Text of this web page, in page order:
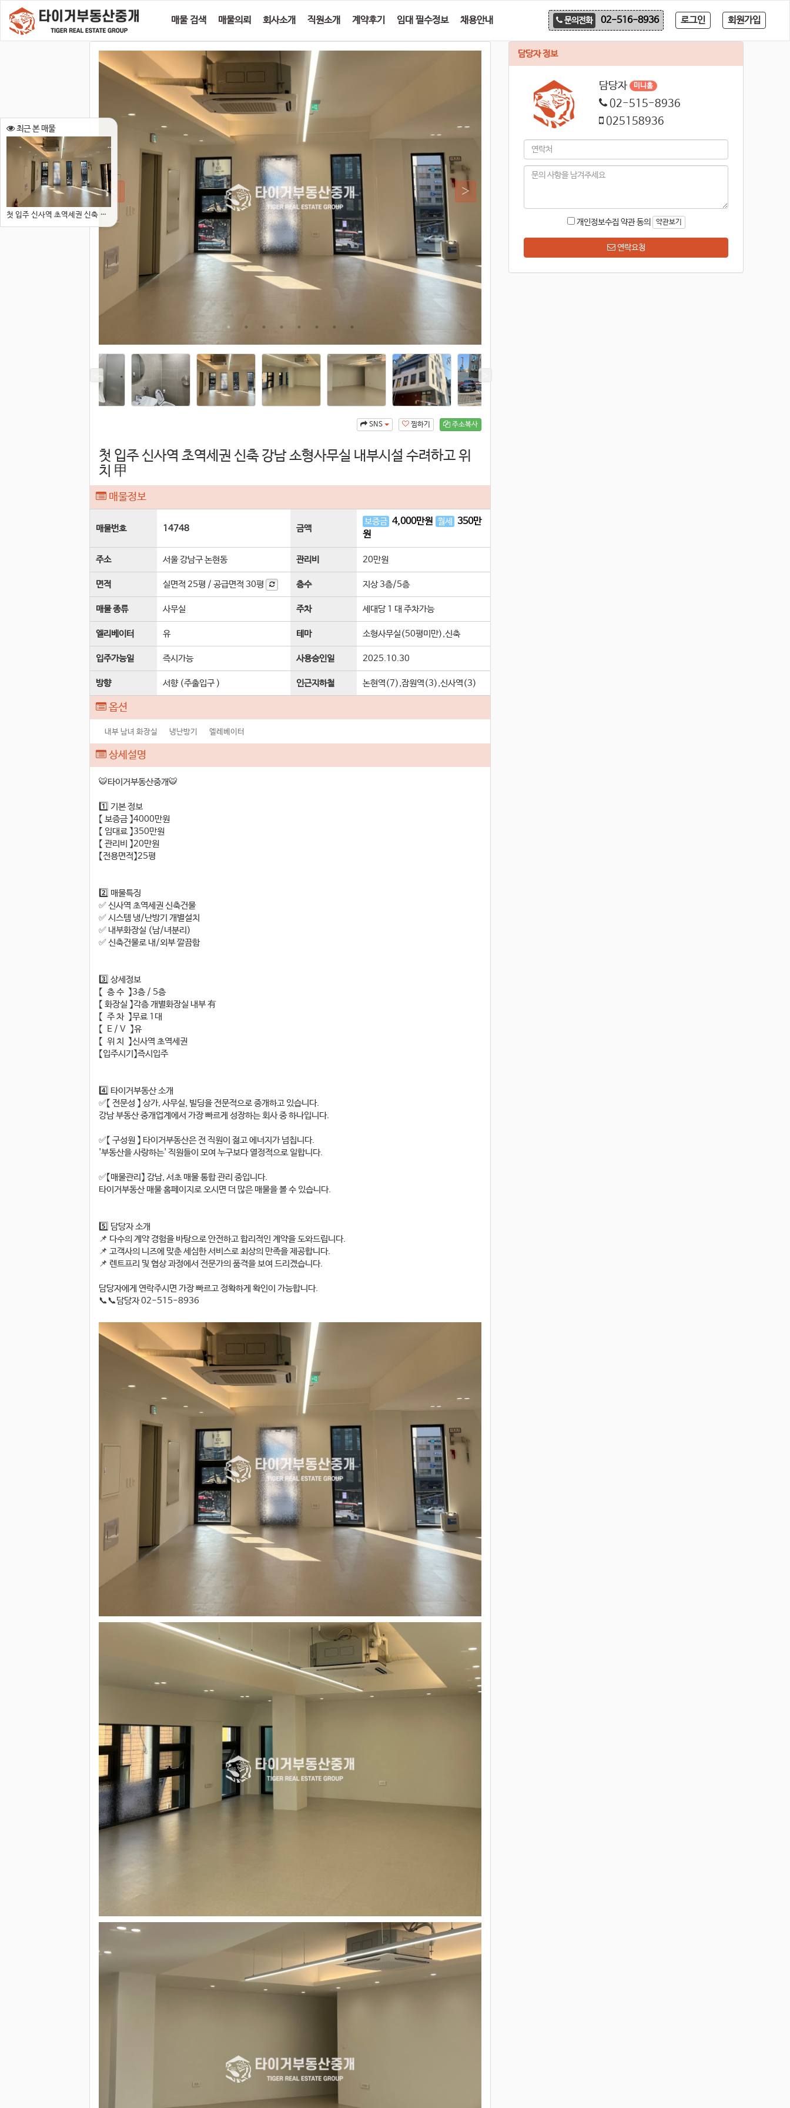
로그인 회원가입
문의전화 02-516-8936
매물 검색 매물의뢰 회사소개 직원소개 계약후기 임대 필수정보 채용안내
주소복사
찜하기
SNS
첫 입주 신사역 초역세권 신축 강남 소형사무실 내부시설 수려하고 위
치 甲
매물정보
매물번호 14748 금액
보증금 4,000만원 월세 350만
원
주소 서울 강남구 논현동 관리비 20만원
면적 실면적 25평 / 공급면적 30평 층수 지상 3층/5층
매물 종류 사무실 주차 세대당 1 대 주차가능
엘리베이터 유 테마 소형사무실(50평미만),신축
입주가능일 즉시가능 사용승인일 2025.10.30
방향 서향 (주출입구 ) 인근지하철 논현역(7),잠원역(3),신사역(3)
옵션
내부 남녀 화장실 냉난방기 엘레베이터
상세설명
🐯타이거부동산중개🐯
1️⃣ 기본 정보
【 보증금 】4000만원
【 임대료 】350만원
【 관리비 】20만원
【전용면적】25평
2️⃣ 매물특징
✅ 신사역 초역세권 신축건물
✅ 시스템 냉/난방기 개별설치
✅ 내부화장실 (남/녀분리)
✅ 신축건물로 내/외부 깔끔함
3️⃣ 상세정보
【 층 수 】3층 / 5층
【 화장실 】각층 개별화장실 내부 有
【 주 차 】무료 1대
【 E / V 】유
【 위 치 】신사역 초역세권
【입주시기】즉시입주
4️⃣ 타이거부동산 소개
✅【 전문성 】 상가, 사무실, 빌딩을 전문적으로 중개하고 있습니다.
강남 부동산 중개업계에서 가장 빠르게 성장하는 회사 중 하나입니다.
✅【 구성원 】 타이거부동산은 전 직원이 젊고 에너지가 넘칩니다.
'부동산을 사랑하는' 직원들이 모여 누구보다 열정적으로 일합니다.
✅【매물관리】 강남, 서초 매물 통합 관리 중입니다.
타이거부동산 매물 홈페이지로 오시면 더 많은 매물을 볼 수 있습니다.
5️⃣ 담당자 소개
📌 다수의 계약 경험을 바탕으로 안전하고 합리적인 계약을 도와드립니다.
📌 고객사의 니즈에 맞춘 세심한 서비스로 최상의 만족을 제공합니다.
📌 렌트프리 및 협상 과정에서 전문가의 품격을 보여 드리겠습니다.
담당자에게 연락주시면 가장 빠르고 정확하게 확인이 가능합니다.
📞📞담당자 02-515-8936
담당자 정보
담당자 미니홈
02-515-8936
025158936
개인정보수집 약관 동의 약관보기
연락요청
최근 본 매물
첫 입주 신사역 초역세권 신축 강남 소형사무실 내부시설 수려하고 위치 甲